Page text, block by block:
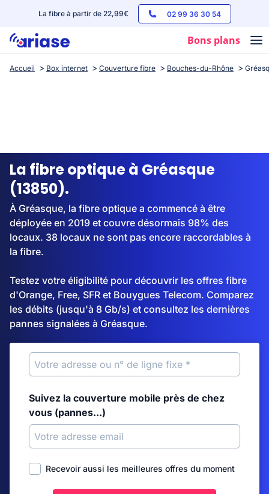
La fibre à partir de 22,99€ 02 99 36 30 54
Bons plans
Box internet
Streaming
Accueil Box internet Couverture fibre Bouches-du-Rhône
La fibre optique à Gréasque
(13850).
À Gréasque, la fibre optique a commencé à être
déployée en 2019 et couvre désormais 98% des
locaux. 38 locaux ne sont pas encore raccordables à
la fibre.
Testez votre éligibilité pour découvrir les offres fibre
d'Orange, Free, SFR et Bouygues Telecom. Comparez
les débits (jusqu'à 8 Gb/s) et consultez les dernières
pannes signalées à Gréasque.
Suivez la couverture mobile près de chez
vous (pannes...)
Recevoir aussi les meilleures offres du moment